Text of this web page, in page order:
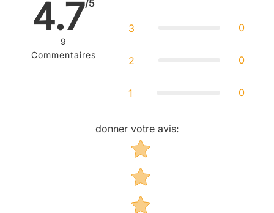
4.7/5
9
Commentaires
3 0
2 0
1 0
donner votre avis:
Star rating